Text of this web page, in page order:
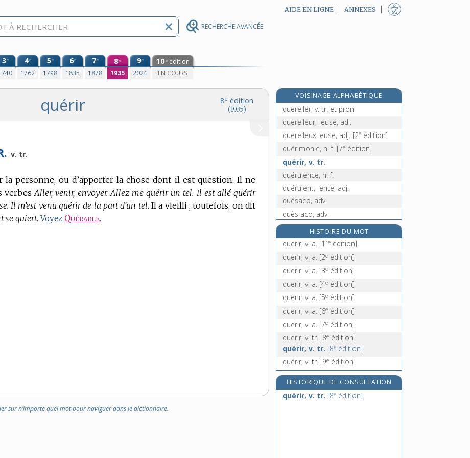
RECHERCHE AVANCÉE
AIDE EN LIGNE ANNEXES
3e 4e
1762
5e
1798
6e
1835
7e
1878
8e
1935
9e
2024
10e édition
EN COURS
8e édition
(1935)
quérir
v. tr.
la personne, ou d’apporter la chose dont il est question. Il ne
verbesAller, venir, envoyer. Allez me quérir un tel. Il est allé quérir
Il m’est venu quérir de la part d’un tel. Il a vieilli ; toutefois, on dit
se quiert. Voyez Quérable.
sur n’importe quel mot pour naviguer dans le dictionnaire.
VOISINAGE ALPHABÉTIQUE
querelle, n. f.
quereller, v. tr. et pron.
querelleur, -euse, adj.
querelleux, euse, adj. [2e édition]
quérimonie, n. f. [7e édition]
quérir, v. tr.
quérulence, n. f.
quérulent, -ente, adj.
quésaco, adv.
quès aco, adv.
qu'es aco, adv.
quèsaco, adv.
questeur, n. m.
question, n. f.
HISTOIRE DU MOT
querir, v. a. [1 re édition]
querir, v. a. [2e édition]
querir, v. a. [3e édition]
querir, v. a. [4e édition]
querir, v. a. [5e édition]
querir, v. a. [6e édition]
querir, v. a. [7e édition]
querir, v. tr. [8e édition]
quérir, v. tr. [8e édition]
quérir, v. tr. [9e édition]
HISTORIQUE DE CONSULTATION
quérir, v. tr. [8e édition]